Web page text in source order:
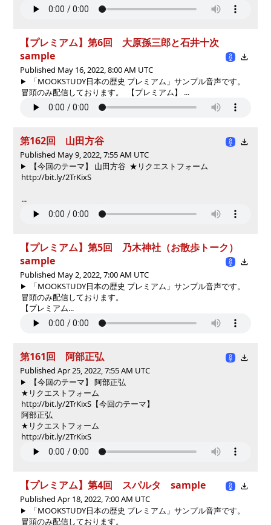
【プレミアム】第6回 大原孫三郎と石井十次
sample
Published May 16, 2022, 8:00 AM UTC
「MOOKSTUDY日本の歴史 プレミアム」サンプル音声です。
冒頭のみ配信しております。 【プレミアム】 ...
第162回 山田方谷
Published May 9, 2022, 7:55 AM UTC
【今回のテーマ】 山田方谷 ★リクエストフォーム
http://bit.ly/2TrKixS
...
【プレミアム】第5回 乃木神社（お散歩トーク）
sample
Published May 2, 2022, 7:00 AM UTC
「MOOKSTUDY日本の歴史 プレミアム」サンプル音声です。
冒頭のみ配信しております。
【プレミアム...
第161回 阿部正弘
Published Apr 25, 2022, 7:55 AM UTC
【今回のテーマ】 阿部正弘
★リクエストフォーム
http://bit.ly/2TrKixS 【今回のテーマ】
阿部正弘
★リクエストフォーム
http://bit.ly/2TrKixS
【プレミアム】第4回 スパルタ sample
Published Apr 18, 2022, 7:00 AM UTC
「MOOKSTUDY日本の歴史 プレミアム」サンプル音声です。
冒頭のみ配信しております。